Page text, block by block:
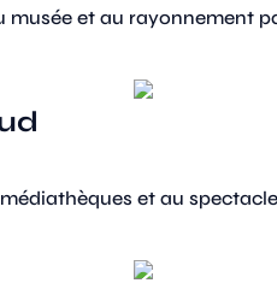
musée et au rayonnement
et au